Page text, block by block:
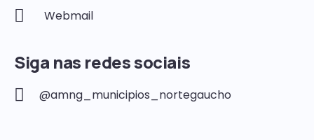
Webmail
Siga nas redes sociais
@amng_municipios_nortegaucho